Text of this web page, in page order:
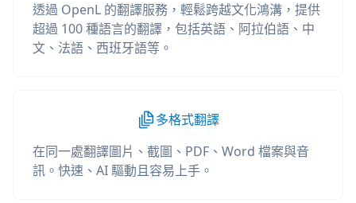
透過 OpenL 的翻譯服務，輕鬆跨越文化鴻溝，提供
超過 100 種語言的翻譯，包括英語、阿拉伯語、中
文、法語、西班牙語等。
多格式翻譯
在同一處翻譯圖片、截圖、PDF、Word 檔案與音
訊。快速、AI 驅動且容易上手。